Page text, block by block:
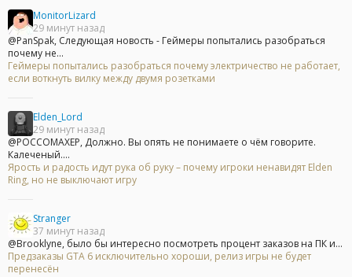
MonitorLizard
29 минут назад
@PanSpak, Следующая новость - Геймеры попытались разобраться
почему не...
Геймеры попытались разобраться почему электричество не работает,
если воткнуть вилку между двумя розетками
Elden_Lord
29 минут назад
@POCCOMAXEP, Должно. Вы опять не понимаете о чём говорите.
Калеченый....
Ярость и радость идут рука об руку – почему игроки ненавидят Elden
Ring, но не выключают игру
Stranger
37 минут назад
@Brooklyne, было бы интересно посмотреть процент заказов на ПК и...
Предзаказы GTA 6 исключительно хороши, релиз игры не будет
перенесён